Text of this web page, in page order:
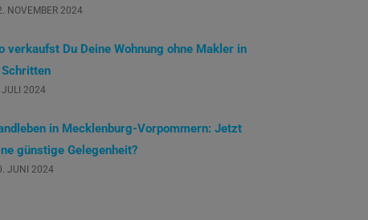
NOVEMBER 2024
verkaufst Du Deine Wohnung ohne Makler in
JULI 2024
in Mecklenburg-Vorpommern: Jetzt
günstige Gelegenheit?
JUNI 2024